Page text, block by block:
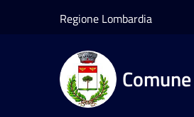
Regione Lombardia